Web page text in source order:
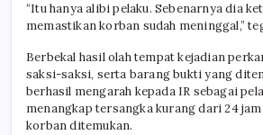
“Itu hanya alibi pelaku. Sebenarnya dia
memastikan korban sudah meninggal,”
Berbekal hasil olah tempat kejadian
saksi-saksi, serta barang bukti yang
berhasil mengarah kepada IR sebagai
menangkap tersangka kurang dari 24
korban ditemukan.